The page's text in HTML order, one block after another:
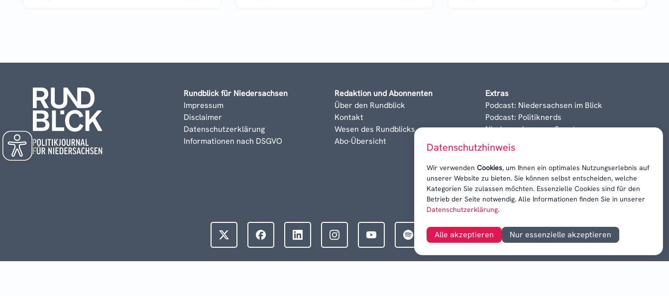
Datenschutzhinweis
Wir verwenden Cookies, um Ihnen ein optimales Nutzungserlebnis auf
unserer Website zu bieten. Sie können selbst entscheiden, welche
Kategorien Sie zulassen möchten. Essenzielle Cookies sind für den
Betrieb der Seite notwendig. Alle Informationen finden Sie in unserer
Datenschutzerklärung.
Alle akzeptieren Nur essenzielle akzeptieren
Rundblick für Niedersachsen
Impressum
Disclaimer
Datenschutzerklärung
Informationen nach DSGVO
Redaktion und Abonnenten
Über den Rundblick
Kontakt
Wesen des Rundblicks
Abo-Übersicht
Extras
Podcast: Niedersachsen im Blick
Podcast: Politiknerds
Niedersachsen am Sonntag
Karrieren, Krisen & Kontroversen